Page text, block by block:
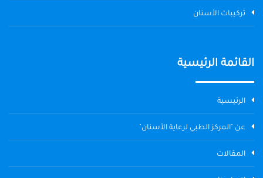
تركيبات الأسنان
القائمة الرئيسية
الرئيسية
عن "المركز الطبي لرعاية الأسنان"
المقالات